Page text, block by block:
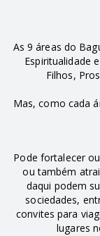
As 9 áreas do
Espiritualidade
Filhos,
Mas, como cada
Pode fortalecer
ou também
daqui podem
sociedades,
convites para
lugares